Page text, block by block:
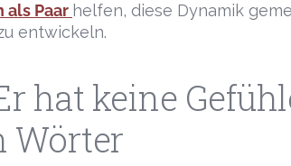
Paar helfen, diese Dynamik
entwickeln.
hat keine
Wörter